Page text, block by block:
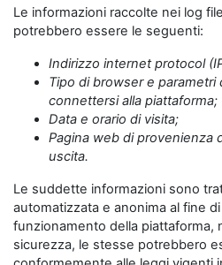
Le informazioni raccolte nei log
potrebbero essere le seguenti:
Indirizzo internet protocol
Tipo di browser e
connettersi alla piattaforma;
Data e orario di visita;
Pagina web di provenienza
uscita.
Le suddette informazioni sono
automatizzata e anonima al fine
funzionamento della piattaforma,
sicurezza, le stesse potrebbero